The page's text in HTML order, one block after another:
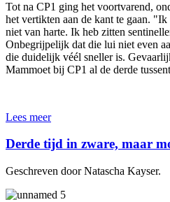
Tot na CP1 ging het voortvarend,
het vertikten aan de kant te gaan.
niet van harte. Ik heb zitten
Onbegrijpelijk dat die lui niet even
die duidelijk véél sneller is.
Mammoet bij CP1 al de derde
Lees meer
Derde tijd in zware, maar
Geschreven door Natascha Kayser.